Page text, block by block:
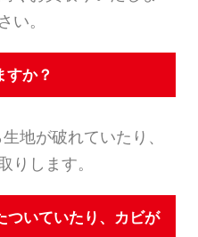
い。
か？
地が破れていたり、
りします。
いていたり、カビが